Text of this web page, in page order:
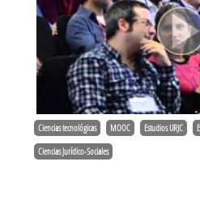
Ciencias tecnológicas MOOC Estudios URJC
Ciencias Jurídico-Sociales